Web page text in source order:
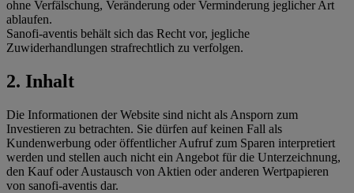
ohne Verfälschung, Veränderung oder Verminderung jeglicher Art
ablaufen.
Sanofi-aventis behält sich das Recht vor, jegliche
Zuwiderhandlungen strafrechtlich zu verfolgen.
2. Inhalt
Die Informationen der Website sind nicht als Ansporn zum
Investieren zu betrachten. Sie dürfen auf keinen Fall als
Kundenwerbung oder öffentlicher Aufruf zum Sparen interpretiert
werden und stellen auch nicht ein Angebot für die Unterzeichnung,
den Kauf oder Austausch von Aktien oder anderen Wertpapieren
von sanofi-aventis dar.